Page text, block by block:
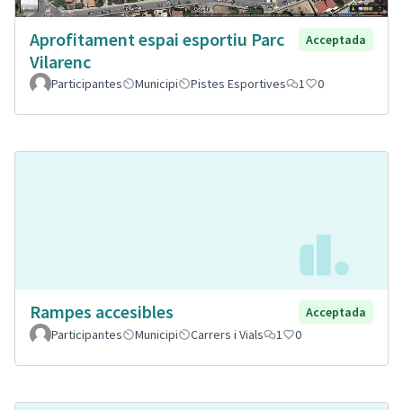
Aprofitament espai esportiu Parc
Vilarenc
Acceptada
Participantes Municipi Pistes Esportives 1 0
Rampes accesibles
Acceptada
Participantes
Municipi Carrers i Vials 1 0